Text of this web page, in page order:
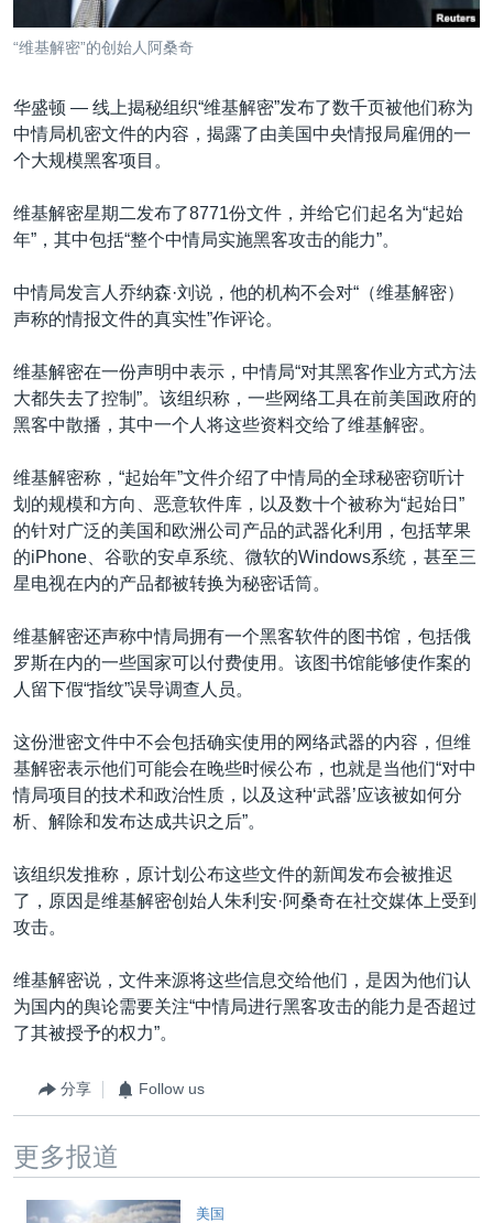
全球议题
美国建国250周年
美国之音专访
重要讲话与声明
南中国海争端
关注新疆
关注我们
“维基解密”的创始人阿桑奇
华盛顿 — 线上揭秘组织“维基解密”发布了数千页被他们称为
中情局机密文件的内容，揭露了由美国中央情报局雇佣的一
个大规模黑客项目。
维基解密星期二发布了8771份文件，并给它们起名为“起始
年”，其中包括“整个中情局实施黑客攻击的能力”。
中情局发言人乔纳森·刘说，他的机构不会对“（维基解密）
声称的情报文件的真实性”作评论。
维基解密在一份声明中表示，中情局“对其黑客作业方式方法
大都失去了控制”。该组织称，一些网络工具在前美国政府的
黑客中散播，其中一个人将这些资料交给了维基解密。
维基解密称，“起始年”文件介绍了中情局的全球秘密窃听计
划的规模和方向、恶意软件库，以及数十个被称为“起始日”
的针对广泛的美国和欧洲公司产品的武器化利用，包括苹果
的iPhone、谷歌的安卓系统、微软的Windows系统，甚至三
星电视在内的产品都被转换为秘密话筒。
维基解密还声称中情局拥有一个黑客软件的图书馆，包括俄
罗斯在内的一些国家可以付费使用。该图书馆能够使作案的
人留下假“指纹”误导调查人员。
这份泄密文件中不会包括确实使用的网络武器的内容，但维
基解密表示他们可能会在晚些时候公布，也就是当他们“对中
情局项目的技术和政治性质，以及这种‘武器’应该被如何分
析、解除和发布达成共识之后”。
该组织发推称，原计划公布这些文件的新闻发布会被推迟
了，原因是维基解密创始人朱利安·阿桑奇在社交媒体上受到
攻击。
维基解密说，文件来源将这些信息交给他们，是因为他们认
为国内的舆论需要关注“中情局进行黑客攻击的能力是否超过
了其被授予的权力”。
分享 Follow us
更多报道
美国